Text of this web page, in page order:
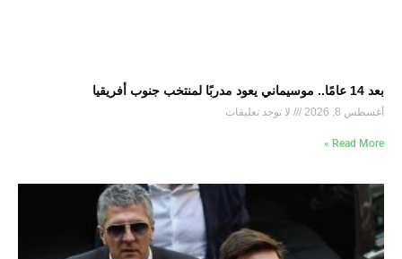
بعد 14 عامًا.. موسيماني يعود مدربًا لمنتخب جنوب أفريقيا
أغسطس 8, 2026 لا توجد تعليقات
Read More »